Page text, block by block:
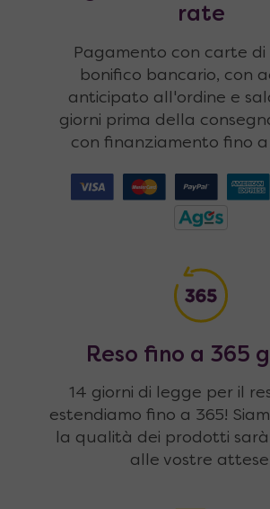
rate
Pagamento con carte di
bonifico bancario, con
anticipato all'ordine e
giorni prima della
con finanziamento fino a
Reso fino a 365
14 giorni di legge per il
estendiamo fino a 365!
la qualità dei prodotti sarà
alle vostre